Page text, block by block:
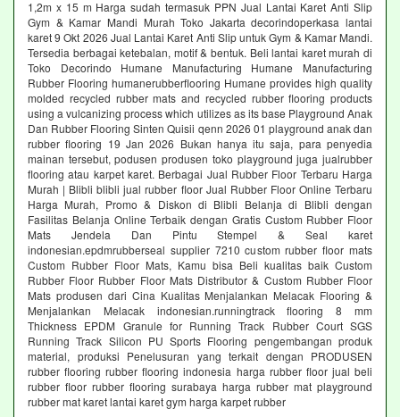
1,2m x 15 m Harga sudah termasuk PPN Jual Lantai Karet Anti Slip
Gym & Kamar Mandi Murah Toko Jakarta decorindoperkasa lantai
karet 9 Okt 2026 Jual Lantai Karet Anti Slip untuk Gym & Kamar Mandi.
Tersedia berbagai ketebalan, motif & bentuk. Beli lantai karet murah di
Toko Decorindo Humane Manufacturing Humane Manufacturing
Rubber Flooring humanerubberflooring Humane provides high quality
molded recycled rubber mats and recycled rubber flooring products
using a vulcanizing process which utilizes as its base Playground Anak
Dan Rubber Flooring Sinten Quisii qenn 2026 01 playground anak dan
rubber flooring 19 Jan 2026 Bukan hanya itu saja, para penyedia
mainan tersebut, podusen produsen toko playground juga jualrubber
flooring atau karpet karet. Berbagai Jual Rubber Floor Terbaru Harga
Murah | Blibli blibli jual rubber floor Jual Rubber Floor Online Terbaru
Harga Murah, Promo & Diskon di Blibli Belanja di Blibli dengan
Fasilitas Belanja Online Terbaik dengan Gratis Custom Rubber Floor
Mats Jendela Dan Pintu Stempel & Seal karet
indonesian.epdmrubberseal supplier 7210 custom rubber floor mats
Custom Rubber Floor Mats, Kamu bisa Beli kualitas baik Custom
Rubber Floor Rubber Floor Mats Distributor & Custom Rubber Floor
Mats produsen dari Cina Kualitas Menjalankan Melacak Flooring &
Menjalankan Melacak indonesian.runningtrack flooring 8 mm
Thickness EPDM Granule for Running Track Rubber Court SGS
Running Track Silicon PU Sports Flooring pengembangan produk
material, produksi Penelusuran yang terkait dengan PRODUSEN
rubber flooring rubber flooring indonesia harga rubber floor jual beli
rubber floor rubber flooring surabaya harga rubber mat playground
rubber mat karet lantai karet gym harga karpet rubber